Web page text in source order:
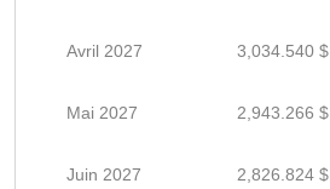
Avril 2027 3,034.540 $
Mai 2027 2,943.266 $
Juin 2027 2,826.824 $